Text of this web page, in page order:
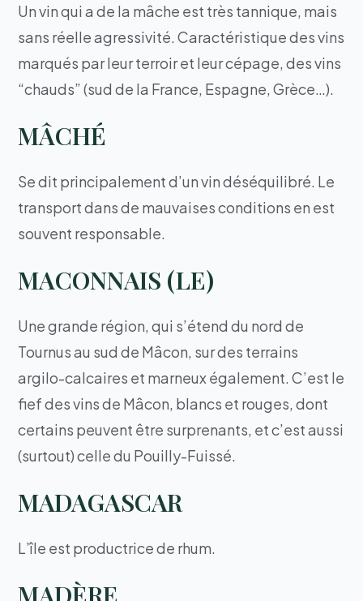
Un vin qui a de la mâche est très tannique, mais
sans réelle agressivité. Caractéristique des vins
marqués par leur terroir et leur cépage, des vins
“chauds” (sud de la France, Espagne, Grèce…).
MÂCHÉ
Se dit principalement d’un vin déséquilibré. Le
transport dans de mauvaises conditions en est
souvent responsable.
MACONNAIS (LE)
Une grande région, qui s’étend du nord de
Tournus au sud de Mâcon, sur des terrains
argilo-calcaires et marneux également. C’est le
fief des vins de Mâcon, blancs et rouges, dont
certains peuvent être surprenants, et c’est aussi
(surtout) celle du Pouilly-Fuissé.
MADAGASCAR
L’île est productrice de rhum.
MADÈRE